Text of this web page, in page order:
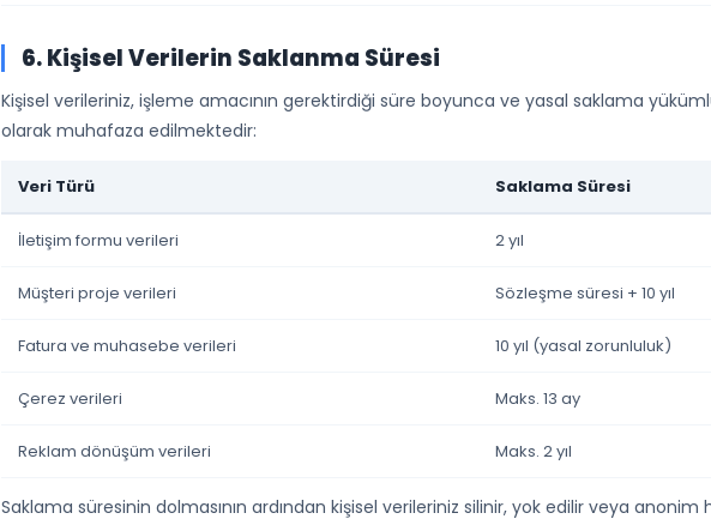
6. Kişisel Verilerin Saklanma Süresi
Kişisel verileriniz, işleme amacının gerektirdiği süre boyunca ve yasal saklama
olarak muhafaza edilmektedir:
Veri Türü Saklama Süresi
İletişim formu verileri 2 yıl
Müşteri proje verileri Sözleşme süresi + 10 yıl
Fatura ve muhasebe verileri 10 yıl (yasal zorunluluk)
Çerez verileri Maks. 13 ay
Reklam dönüşüm verileri Maks. 2 yıl
Saklama süresinin dolmasının ardından kişisel verileriniz silinir, yok edilir veya anonim